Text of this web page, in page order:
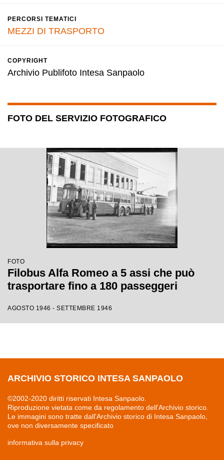
PERCORSI TEMATICI
MEZZI DI TRASPORTO
COPYRIGHT
Archivio Publifoto Intesa Sanpaolo
FOTO DEL SERVIZIO FOTOGRAFICO
FOTO
Filobus Alfa Romeo a 5 assi che può
trasportare fino a 180 passeggeri
AGOSTO 1946 - SETTEMBRE 1946
ARCHIVIO STORICO INTESA SANPAOLO
©2002-2020 diritti riservati Intesa Sanpaolo.
Riproduzione vietata come da regolamento dell'Archivio storico.
Le immagini sono tratte dall'Archivio storico di Intesa Sanpaolo,
ove non diversamente specificato
informativa sulla privacy